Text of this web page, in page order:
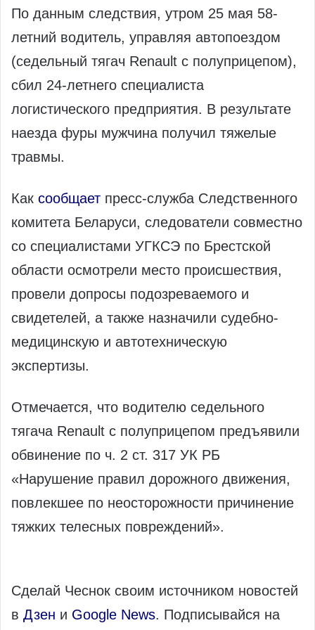
По данным следствия, утром 25 мая 58-
летний водитель, управляя автопоездом
(седельный тягач Renault с полуприцепом),
сбил 24-летнего специалиста
логистического предприятия. В результате
наезда фуры мужчина получил тяжелые
травмы.
Как сообщает пресс-служба Следственного
комитета Беларуси, следователи совместно
со специалистами УГКСЭ по Брестской
области осмотрели место происшествия,
провели допросы подозреваемого и
свидетелей, а также назначили судебно-
медицинскую и автотехническую
экспертизы.
Отмечается, что водителю седельного
тягача Renault с полуприцепом предъявили
обвинение по ч. 2 ст. 317 УК РБ
«Нарушение правил дорожного движения,
повлекшее по неосторожности причинение
тяжких телесных повреждений».
Сделай Чеснок своим источником новостей
в Дзен и Google News. Подписывайся на